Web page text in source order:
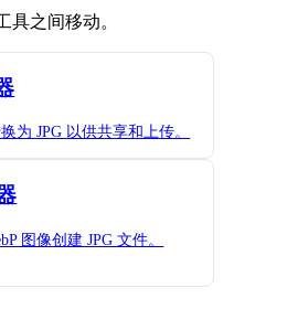
具之间移动。
为 JPG 以供共享和上传。
图像创建 JPG 文件。